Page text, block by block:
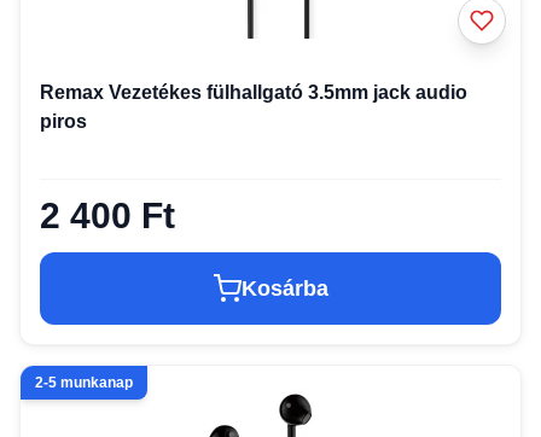
Remax Vezetékes fülhallgató 3.5mm jack audio
piros
2 400 Ft
Kosárba
2-5 munkanap